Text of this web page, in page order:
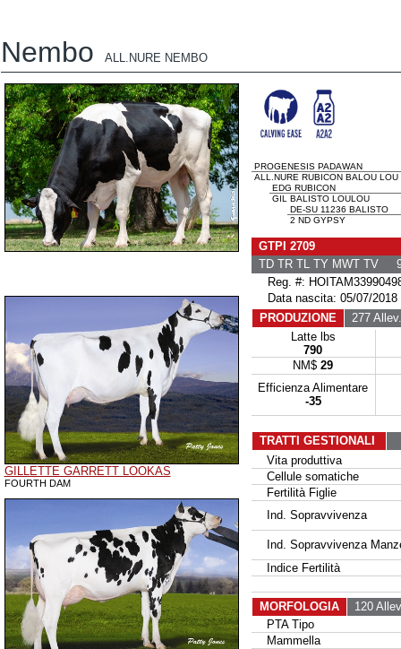
Nembo ALL.NURE NEMBO
GILLETTE GARRETT LOOKAS
FOURTH DAM
PROGENESIS PADAWAN
ALL.NURE RUBICON BALOU LOU
EDG RUBICON
GIL BALISTO LOULOU
DE-SU 11236 BALISTO
2 ND GYPSY
GTPI 2709
TD TR TL TY MWT TV
Reg. #:
Data nascita: 05/07/2018
PRODUZIONE
277 Allev.
Latte lbs
790
NM$ 29
Efficienza Alimentare
-35
TRATTI GESTIONALI
Vita produttiva
Cellule somatiche
Fertilità Figlie
Ind. Sopravvivenza
Ind. Sopravvivenza
Indice Fertilità
MORFOLOGIA
120
PTA Tipo
Mammella